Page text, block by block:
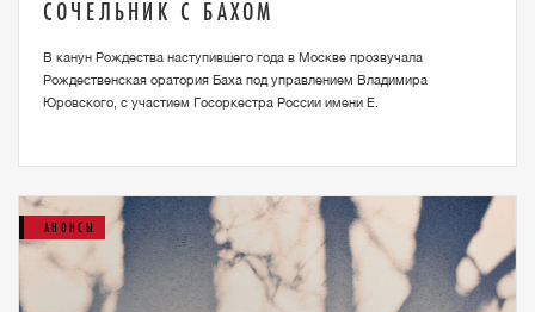
СОЧЕЛЬНИК С БАХОМ
В канун Рождества наступившего года в Москве прозвучала
Рождественская оратория Баха под управлением Владимира
Юровского, с участием Госоркестра России имени Е.
АНОНСЫ